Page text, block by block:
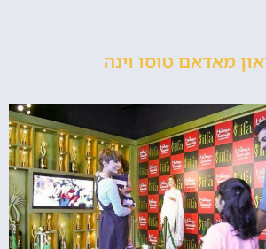
מאדאם טוסו וינה